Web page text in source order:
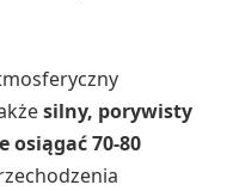
silny, porywisty
70-80